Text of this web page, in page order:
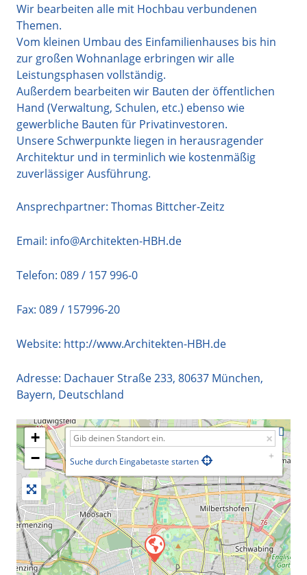
Wir bearbeiten alle mit Hochbau verbundenen
Themen.
Vom kleinen Umbau des Einfamilienhauses bis hin
zur großen Wohnanlage erbringen wir alle
Leistungsphasen vollständig.
Außerdem bearbeiten wir Bauten der öffentlichen
Hand (Verwaltung, Schulen, etc.) ebenso wie
gewerbliche Bauten für Privatinvestoren.
Unsere Schwerpunkte liegen in herausragender
Architektur und in terminlich wie kostenmäßig
zuverlässiger Ausführung.
Ansprechpartner: Thomas Bittcher-Zeitz
Email: info@Architekten-HBH.de
Telefon: 089 / 157 996-0
Fax: 089 / 157996-20
Website: http://www.Architekten-HBH.de
Adresse: Dachauer Straße 233, 80637 München,
Bayern, Deutschland
+
−
Suche durch Eingabetaste starten